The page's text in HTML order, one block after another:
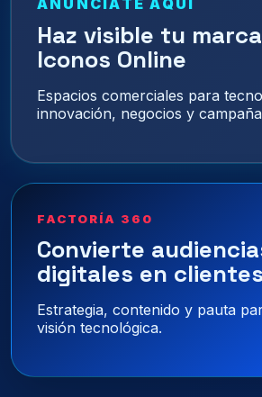
ANÚNCIATE AQUÍ
Haz visible tu
Iconos Online
Espacios comerciales para
innovación, negocios y
FACTORÍA 360
Convierte
digitales en clientes
Estrategia, contenido y pauta
visión tecnológica.